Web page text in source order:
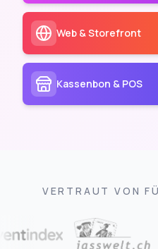
Web & Storefront
Kassenbon & POS
VERTRAUT VON